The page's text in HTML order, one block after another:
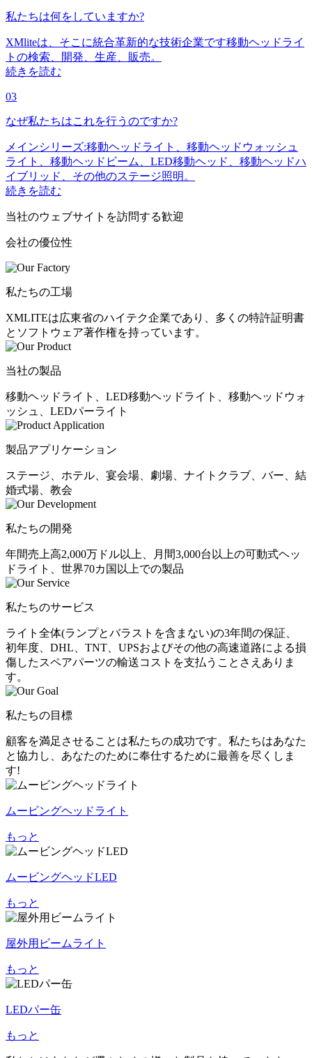
私たちは何をしていますか?
XMliteは、そこに統合革新的な技術企業です移動ヘッドライ
トの検索、開発、生産、販売。
続きを読む
03
なぜ私たちはこれを行うのですか?
メインシリーズ:移動ヘッドライト、移動ヘッドウォッシュ
ライト、移動ヘッドビーム、LED移動ヘッド、移動ヘッドハ
イブリッド、その他のステージ照明。
続きを読む
当社のウェブサイトを訪問する歓迎
会社の優位性
私たちの工場
XMLITEは広東省のハイテク企業であり、多くの特許証明書
とソフトウェア著作権を持っています。
当社の製品
移動ヘッドライト、LED移動ヘッドライト、移動ヘッドウォ
ッシュ、LEDパーライト
製品アプリケーション
ステージ、ホテル、宴会場、劇場、ナイトクラブ、バー、結
婚式場、教会
私たちの開発
年間売上高2,000万ドル以上、月間3,000台以上の可動式ヘッ
ドライト、世界70カ国以上での製品
私たちのサービス
ライト全体(ランプとバラストを含まない)の3年間の保証、
初年度、DHL、TNT、UPSおよびその他の高速道路による損
傷したスペアパーツの輸送コストを支払うことさえありま
す。
私たちの目標
顧客を満足させることは私たちの成功です。私たちはあなた
と協力し、あなたのために奉仕するために最善を尽くしま
す!
ムービングヘッドライト
もっと
ムービングヘッドLED
もっと
屋外用ビームライト
もっと
LEDパー缶
もっと